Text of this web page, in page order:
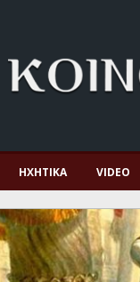
ΗΧΗΤΙΚΆ VIDEO